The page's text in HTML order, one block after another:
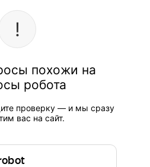
похожи на
робота
проверку — и мы сразу
вас на сайт.